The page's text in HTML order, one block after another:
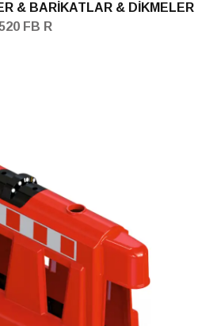
& BARİKATLAR & DİKMELER
FB R